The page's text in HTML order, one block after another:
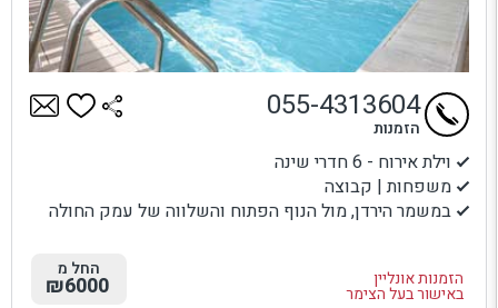
וילת אירוח - 6 חדרי שינה
משפחות | קבוצה
במשמר הירדן, מול הנוף הפתוח והשלווה של עמק החולה
הזמנות אונליין
באישור בעל הצימר
055-4313604
הזמנות
החל מ
₪6000